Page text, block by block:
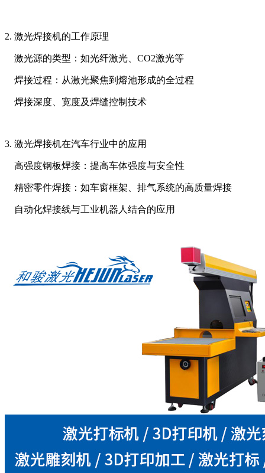
2. 激光焊接机的工作原理
激光源的类型：如光纤激光、CO2激光等
焊接过程：从激光聚焦到熔池形成的全过程
焊接深度、宽度及焊缝控制技术
3. 激光焊接机在汽车行业中的应用
高强度钢板焊接：提高车体强度与安全性
精密零件焊接：如车窗框架、排气系统的高质量焊接
自动化焊接线与工业机器人结合的应用